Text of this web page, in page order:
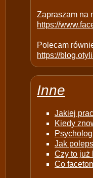
Zapraszam na
https://
Polecam
https://
Inne
Jakiej
Kiedy
Jak
Czy to już
Co